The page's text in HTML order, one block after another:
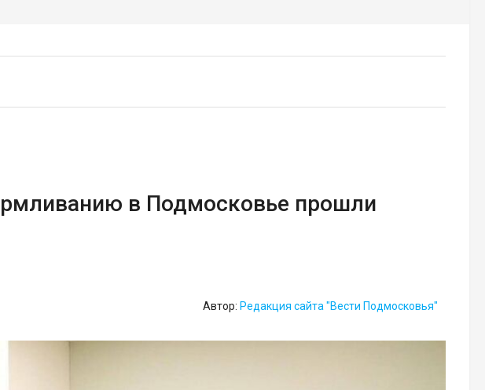
в Подмосковье прошли
Автор: Редакция сайта "Вести Подмосковья"